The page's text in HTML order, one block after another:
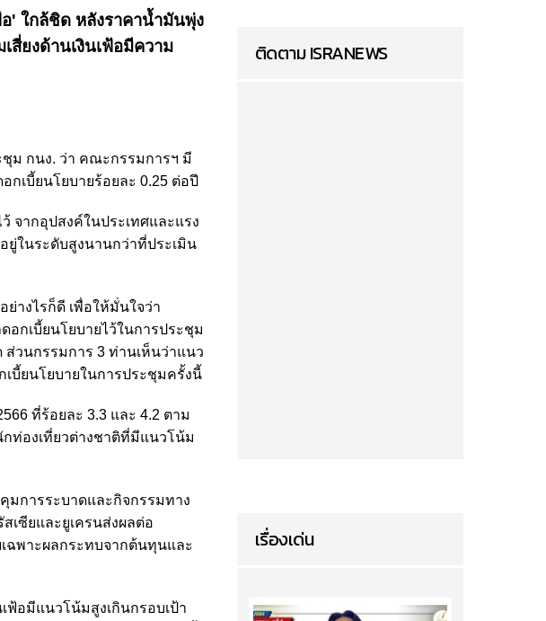
' ใกล้ชิด หลังราคาน้ำมันพุ่ง
สี่ยงด้านเงินเฟ้อมีความ
ชุม กนง. ว่า คณะกรรมการฯ มี
กเบี้ยนโยบายร้อยละ 0.25 ต่อปี
จากอุปสงค์ในประเทศและแรง
ยู่ในระดับสูงนานกว่าที่ประเมิน
างไรก็ดี เพื่อให้มั่นใจว่า
อกเบี้ยนโยบายไว้ในการประชุม
ส่วนกรรมการ 3 ท่านเห็นว่าแนว
บี้ยนโยบายในการประชุมครั้งนี้
ที่ร้อยละ 3.3 และ 4.2 ตาม
ท่องเที่ยวต่างชาติที่มีแนวโน้ม
การระบาดและกิจกรรมทาง
เซียและยูเครนส่งผลต่อ
ฉพาะผลกระทบจากต้นทุนและ
ฟ้อมีแนวโน้มสูงเกินกรอบเป้า
ติดตาม ISRANEWS
เรื่องเด่น